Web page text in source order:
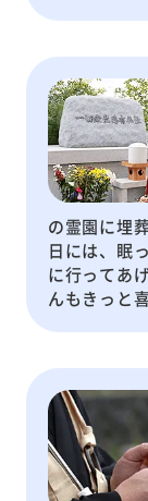
の霊園に埋
日には、眠
に行ってあ
んもきっと